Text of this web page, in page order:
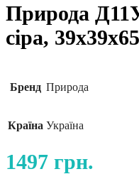
Природа
сіра,
Бренд Природа
Країна Україна
1497 грн.